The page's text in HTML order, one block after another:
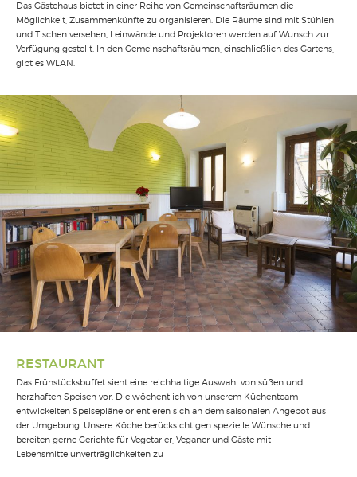
Das Gästehaus bietet in einer Reihe von Gemeinschaftsräumen die
Möglichkeit, Zusammenkünfte zu organisieren. Die Räume sind mit Stühlen
und Tischen versehen, Leinwände und Projektoren werden auf Wunsch zur
Verfügung gestellt. In den Gemeinschaftsräumen, einschließlich des Gartens,
gibt es WLAN.
RESTAURANT
Das Frühstücksbuffet sieht eine reichhaltige Auswahl von süßen und
herzhaften Speisen vor. Die wöchentlich von unserem Küchenteam
entwickelten Speisepläne orientieren sich an dem saisonalen Angebot aus
der Umgebung. Unsere Köche berücksichtigen spezielle Wünsche und
bereiten gerne Gerichte für Vegetarier, Veganer und Gäste mit
Lebensmittelunverträglichkeiten zu